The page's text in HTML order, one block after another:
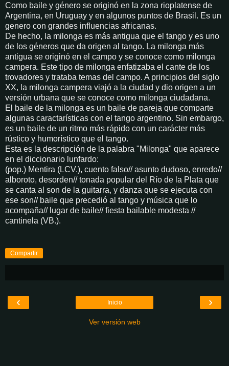
Como baile y género se originó en la zona rioplatense de
Argentina, en Uruguay y en algunos puntos de Brasil. Es un
genero con grandes influencias africanas.
De hecho, la milonga es más antigua que el tango y es uno
de los géneros que da origen al tango. La milonga más
antigua se originó en el campo y se conoce como milonga
campera. Este tipo de milonga enfatizaba el cante de los
trovadores y trataba temas del campo. A principios del siglo
XX, la milonga campera viajó a la ciudad y dio origen a un
versión urbana que se conoce como milonga ciudadana.
El baile de la milonga es un baile de pareja que comparte
algunas caractarísticas con el tango argentino. Sin embargo,
es un baile de un ritmo más rápido con un carácter más
rústico y humorístico que el tango.
Esta es la descripción de la palabra "Milonga" que aparece
en el diccionario lunfardo:
(pop.) Mentira (LCV.), cuento falso// asunto dudoso, enredo//
alboroto, desorden// tonada popular del Río de la Plata que
se canta al son de la guitarra, y danza que se ejecuta con
ese son// baile que precedió al tango y música que lo
acompaña// lugar de baile// fiesta bailable modesta //
cantinela (VB.).
Compartir
‹ ›
Inicio
Ver versión web